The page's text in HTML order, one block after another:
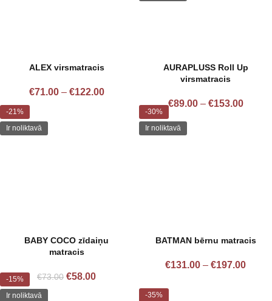
ALEX virsmatracis
€71.00 – €122.00
AURAPLUSS Roll Up
virsmatracis
€89.00 – €153.00
-21%
Ir noliktavā
BABY COCO zīdaiņu
matracis
€73.00 €58.00
-30%
Ir noliktavā
BATMAN bērnu matracis
€131.00 – €197.00
-15%
Ir noliktavā
-35%